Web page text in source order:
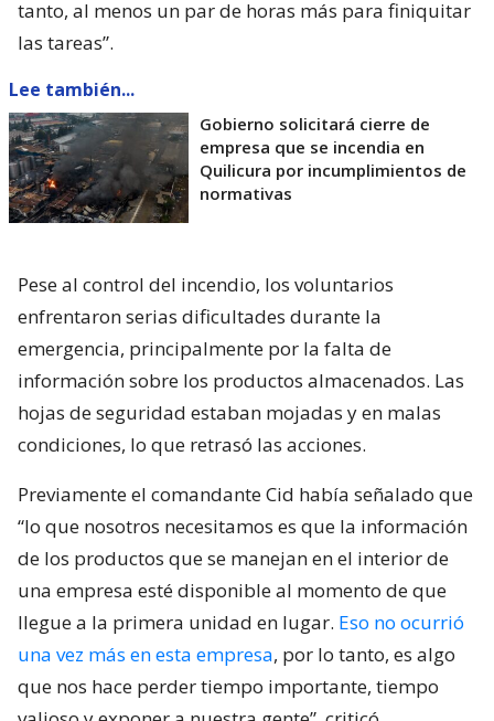
tanto, al menos un par de horas más para finiquitar
las tareas”.
Lee también...
Gobierno solicitará cierre de
empresa que se incendia en
Quilicura por incumplimientos de
normativas
Pese al control del incendio, los voluntarios
enfrentaron serias dificultades durante la
emergencia, principalmente por la falta de
información sobre los productos almacenados. Las
hojas de seguridad estaban mojadas y en malas
condiciones, lo que retrasó las acciones.
Previamente el comandante Cid había señalado que
“lo que nosotros necesitamos es que la información
de los productos que se manejan en el interior de
una empresa esté disponible al momento de que
llegue a la primera unidad en lugar. Eso no ocurrió
una vez más en esta empresa, por lo tanto, es algo
que nos hace perder tiempo importante, tiempo